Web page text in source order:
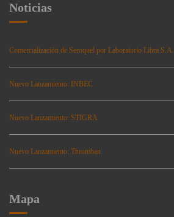
Noticias
Comercialización de Seroquel por Laboratorio Libra S.A.
Nuevo Lanzamiento: INBEC
Nuevo Lanzamiento: STIGRA
Nuevo Lanzamiento: Thromban
Mapa